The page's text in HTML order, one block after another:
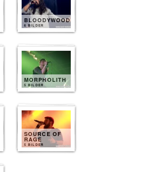
BLOODYWOOD
6 BILDER
MORPHOLITH
5 BILDER
SOURCE OF
RAGE
5 BILDER